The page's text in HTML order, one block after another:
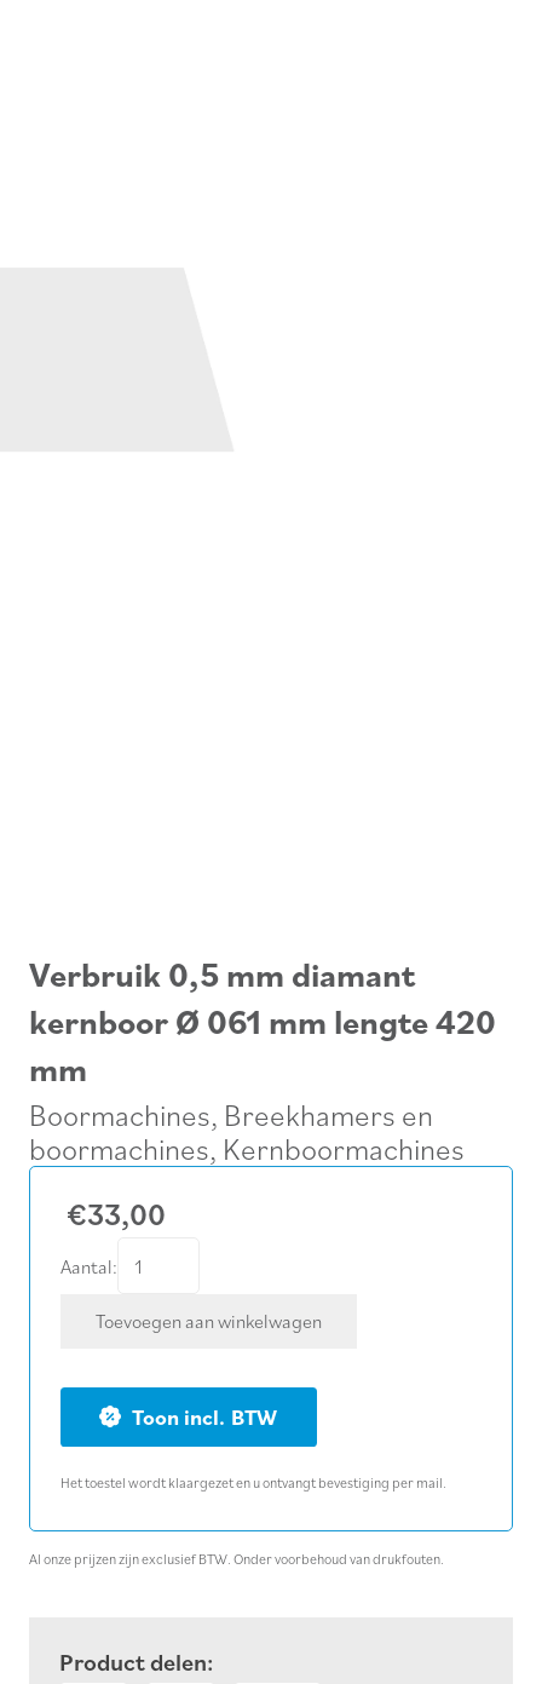
Verbruik 0,5 mm diamant
kernboor Ø 061 mm lengte 420
mm
Boormachines, Breekhamers en
boormachines, Kernboormachines
€33,00
Aantal:
mm
kernboor
Ø
mm
lengte
420
Toevoegen aan winkelwagen
BTW
Het toestel wordt klaargezet en u ontvangt bevestiging per mail.
Al onze prijzen zijn exclusief BTW. Onder voorbehoud van drukfouten.
Product delen: